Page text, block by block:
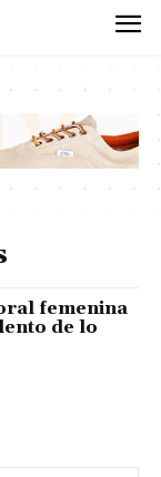
femenina
de lo